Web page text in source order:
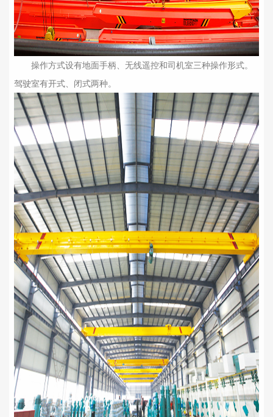
操作方式设有地面手柄、无线遥控和司机室三种操作形式。
驾驶室有开式、闭式两种。